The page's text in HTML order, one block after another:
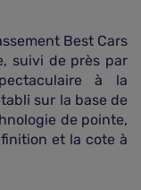
Best Cars
suivi de près par
à la
sur la base de
de pointe,
et la cote à